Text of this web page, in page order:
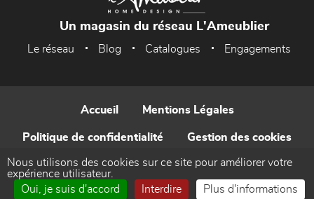
Un magasin du réseau L'Ameublier
Le réseau Blog Catalogues Engagements
Accueil Mentions Légales
Politique de confidentialité Gestion des cookies
Contact
Nous utilisons des cookies sur ce site pour améliorer votre
expérience utilisateur.
Oui, je suis d'accord
Interdire Plus d'informations